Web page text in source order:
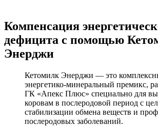
Компенсация
дефицита с помощью
Энерджи
Кетомилк Энерджи — это
энергетико-минеральный премикс,
ГК «Апекс Плюс» специально для
коровам в послеродовой период с
стабилизации обмена веществ и
послеродовых заболеваний.